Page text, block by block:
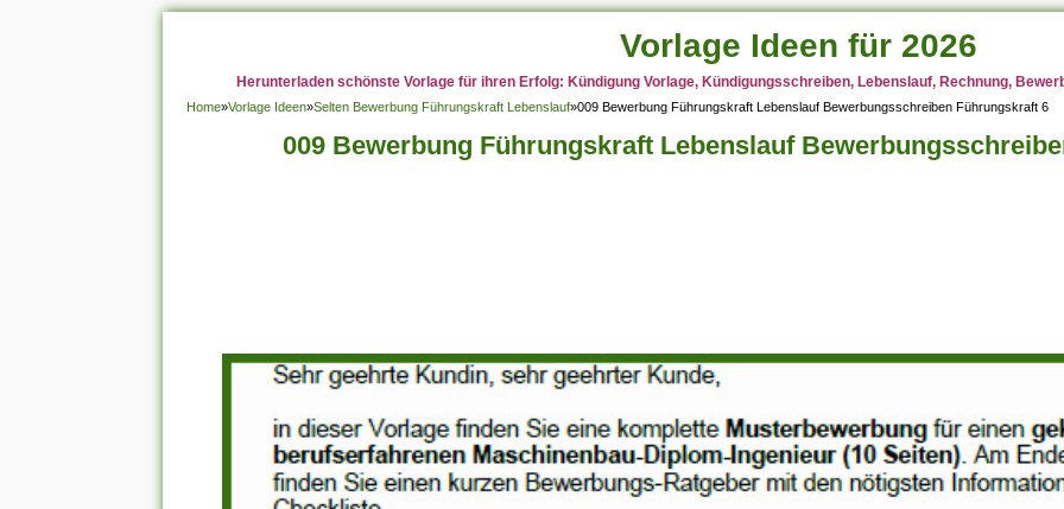
Vorlage Ideen für 2026
Herunterladen schönste Vorlage für ihren Erfolg: Kündigung Vorlage, Kündigungsschreiben, Lebenslauf, Rechnung,
Home»Vorlage Ideen»Selten Bewerbung Führungskraft Lebenslauf»009 Bewerbung Führungskraft Lebenslauf Bewerbungsschreiben Führungskraft 6
009 Bewerbung Führungskraft Lebenslauf